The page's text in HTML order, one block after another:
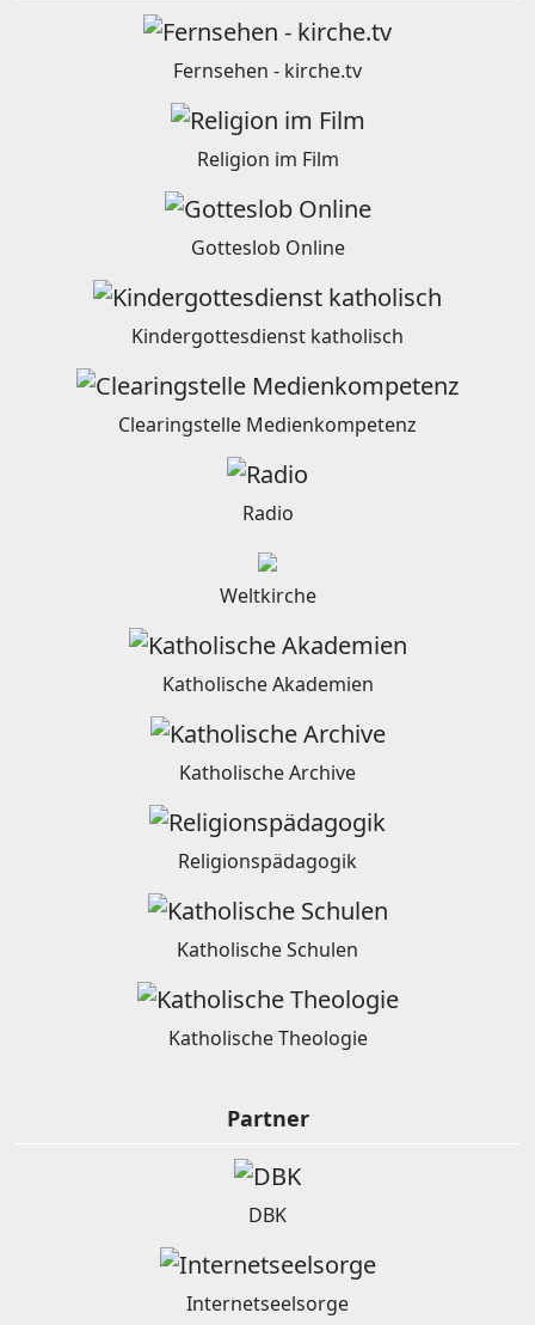
Fernsehen - kirche.tv
Religion im Film
Gotteslob Online
Kindergottesdienst katholisch
Clearingstelle Medienkompetenz
Radio
Weltkirche
Katholische Akademien
Katholische Archive
Religionspädagogik
Katholische Schulen
Katholische Theologie
Partner
DBK
Internetseelsorge